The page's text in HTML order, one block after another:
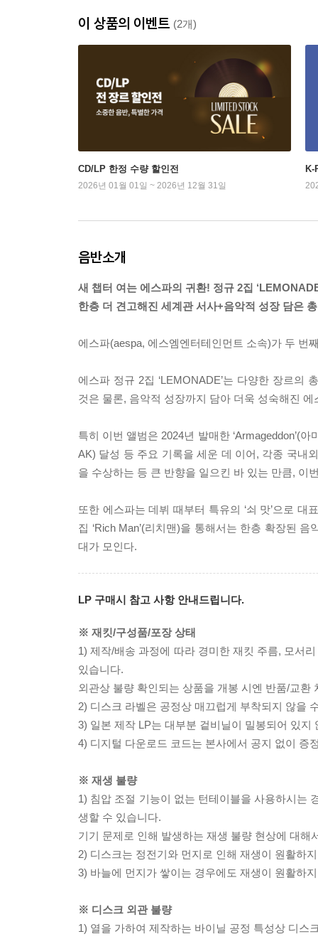
이 상품의 이벤트 (2개)
CD/LP 한정 수량 할인전
2026년 01월 01일 ~ 2026년 12월 31일
K-
음반소개
새 챕터 여는 에스파의 귀환! 정규 2집
한층 더 견고해진 세계관 서사+음악적 성장 담은
에스파(aespa, 에스엠엔터테인먼트 소속)가 두 번
에스파 정규 2집 ‘LEMONADE’는 다양한 장르의
것은 물론, 음악적 성장까지 담아 더욱 성숙해진
특히 이번 앨범은 2024년 발매한 ‘Armageddon’(
AK) 달성 등 주요 기록을 세운 데 이어, 각종 국내
을 수상하는 등 큰 반향을 일으킨 바 있는 만큼, 이
또한 에스파는 데뷔 때부터 특유의 ‘쇠 맛’으로
집 ‘Rich Man’(리치맨)을 통해서는 한층 확장된
대가 모인다.
LP 구매시 참고 사항 안내드립니다.
※ 재킷/구성품/포장 상태
1) 제작/배송 과정에 따라 경미한 재킷 주름, 모서
있습니다.
외관상 불량 확인되는 상품을 개봉 시엔 반품/교환
2) 디스크 라벨은 공정상 매끄럽게 부착되지 않을
3) 일본 제작 LP는 대부분 겉비닐이 밀봉되어 있지
4) 디지털 다운로드 코드는 본사에서 공지 없이 증
※ 재생 불량
1) 침압 조절 기능이 없는 턴테이블을 사용하시는
생할 수 있습니다.
기기 문제로 인해 발생하는 재생 불량 현상에 대
2) 디스크는 정전기와 먼지로 인해 재생이 원활하
3) 바늘에 먼지가 쌓이는 경우에도 재생이 원활하
※ 디스크 외관 불량
1) 열을 가하여 제작하는 바이닐 공정 특성상 디스